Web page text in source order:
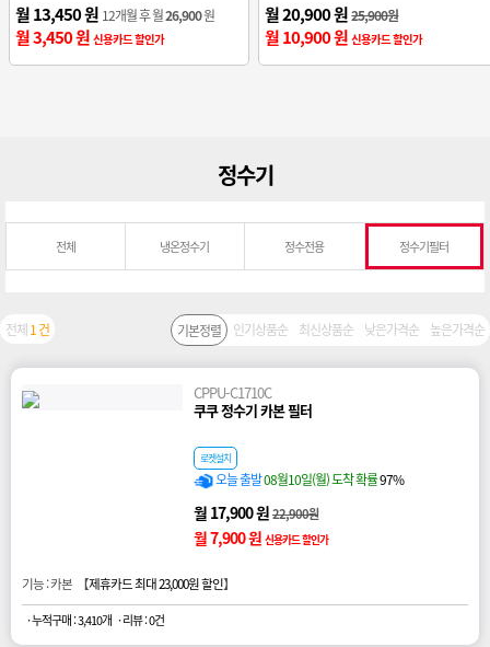
월 13,450 원 12개월 후 월26,900원
월 3,450 원신용카드 할인가
월 20,900 원 25,900원
월 10,900 원신용카드 할인가
정수기
전체 냉온정수기 정수전용 정수기필터
전체1 건 기본정렬 인기상품순 최신상품순 낮은가격순 높은가격순
CPPU-C1710C
쿠쿠 정수기 카본 필터
로켓설치
오늘 출발08월10일(월) 도착 확률97%
월 17,900 원22,900원
월 7,900 원 신용카드 할인가
기능 : 카본 【제휴카드 최대 23,000원 할인】
· 누적구매 : 3,410개 · 리뷰 : 0건